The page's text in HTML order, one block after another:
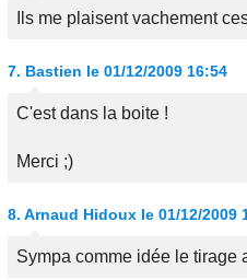
Ils me plaisent vachement
7. Bastien le 01/12/2009 16:54
C'est dans la boite !
Merci ;)
8. Arnaud Hidoux le 01/12/2009
Sympa comme idée le tirage